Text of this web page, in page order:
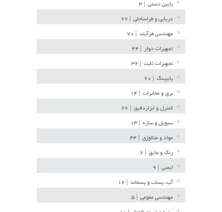
پایین دستی
دریایی و فراساحلی
مهندسی فرآیند
تجهیزات دوار
تجهیزات ثابت
پایپینگ
برق و مخابرات
کنترل و ابزاردقیق
سیویل و سازه
مواد و متالوژی
رنگ و عایق
ایمنی
آب، پساب و پسماند
مهندسی عمومی